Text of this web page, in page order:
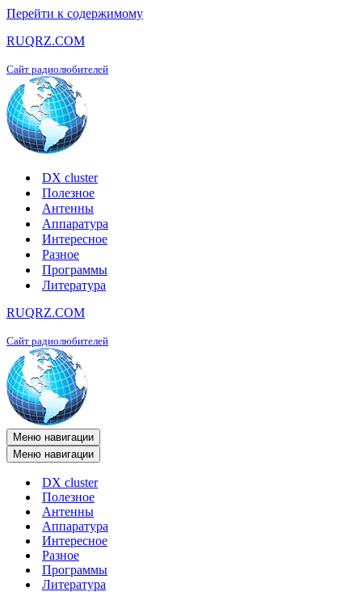
Перейти к содержимому
RUQRZ.COM
Сайт радиолюбителей
DX cluster
Полезное
Антенны
Аппаратура
Интересное
Разное
Программы
Литература
RUQRZ.COM
Сайт радиолюбителей
Меню навигации
Меню навигации
DX cluster
Полезное
Антенны
Аппаратура
Интересное
Разное
Программы
Литература